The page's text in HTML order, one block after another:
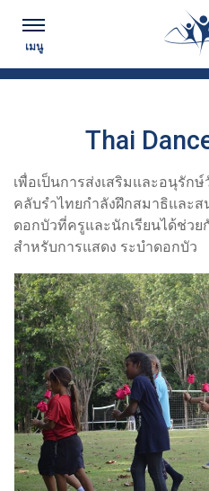
เมนู ตามทันข่
Thai
เพื่อเป็นการส่งเสริมและอนุรัก
คลับรำไทยกำลังฝึกสมาธิและ
ดอกบัวที่ครูและนักเรียนได้ช่ว
สำหรับการแสดง ระบำดอกบัว